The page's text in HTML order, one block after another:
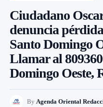
Ciudadano
denuncia
Santo Domingo
Llamar al
Domingo Oeste,
By Agenda Oriental